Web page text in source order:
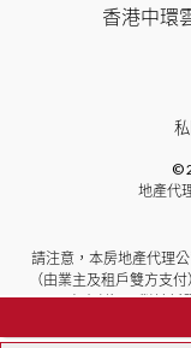
香港中環
©
地產代
請注意，本房地產代理
（由業主及租戶雙方支
方支付）。對於新